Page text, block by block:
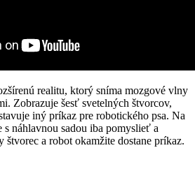
realitu, ktorý sníma mozgové vlny
Zobrazuje šesť svetelných štvorcov,
iný príkaz pre robotického psa. Na
s náhlavnou sadou iba pomyslieť a
štvorec a robot okamžite dostane príkaz.